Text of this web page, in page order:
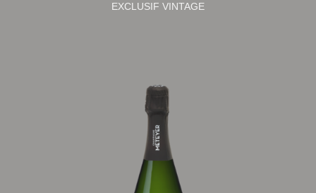
EXCLUSIF VINTAGE